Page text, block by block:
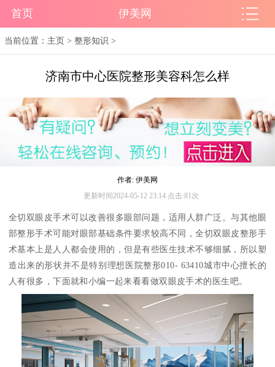
首页 伊美网
当前位置： 主页 >整形知识 >
济南市中心医院整形美容科怎么样
作者: 伊美网
更新时间2024-05-12 23:14 点击:81次
全切双眼皮手术可以改善很多眼部问题，适用人群广泛。与其他眼
部整形手术可能对眼部基础条件要求较高不同，全切双眼皮整形手
术基本上是人人都会使用的，但是有些医生技术不够细腻，所以塑
造出来的形状并不是特别理想医院整形010- 63410城市中心擅长的
人有很多，下面就和小编一起来看看做双眼皮手术的医生吧。